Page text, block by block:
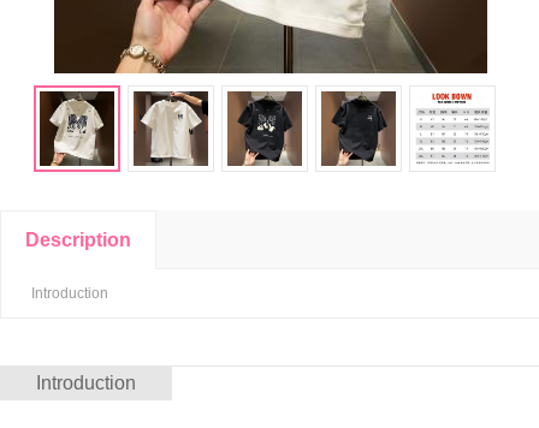
Description
Introduction
Introduction